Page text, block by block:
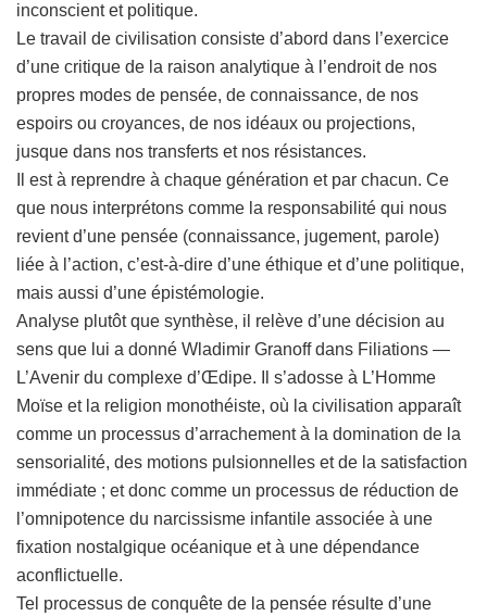
inconscient et politique.
Le travail de civilisation consiste d’abord dans l’exercice
d’une critique de la raison analytique à l’endroit de nos
propres modes de pensée, de connaissance, de nos
espoirs ou croyances, de nos idéaux ou projections,
jusque dans nos transferts et nos résistances.
Il est à reprendre à chaque génération et par chacun. Ce
que nous interprétons comme la responsabilité qui nous
revient d’une pensée (connaissance, jugement, parole)
liée à l’action, c’est-à-dire d’une éthique et d’une politique,
mais aussi d’une épistémologie.
Analyse plutôt que synthèse, il relève d’une décision au
sens que lui a donné Wladimir Granoff dans Filiations —
L’Avenir du complexe d’Œdipe. Il s’adosse à L’Homme
Moïse et la religion monothéiste, où la civilisation apparaît
comme un processus d’arrachement à la domination de la
sensorialité, des motions pulsionnelles et de la satisfaction
immédiate ; et donc comme un processus de réduction de
l’omnipotence du narcissisme infantile associée à une
fixation nostalgique océanique et à une dépendance
aconflictuelle.
Tel processus de conquête de la pensée résulte d’une